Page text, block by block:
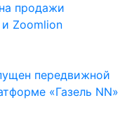
продажи
Zoomlion
передвижной
«Газель NN»